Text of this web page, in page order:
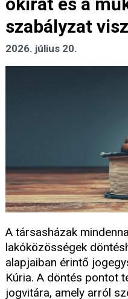
szabályzat
2026. július 20.
A társasházak
lakóközösségek
alapjaiban érintő
Kúria. A döntés pontot
jogvitára, amely arról